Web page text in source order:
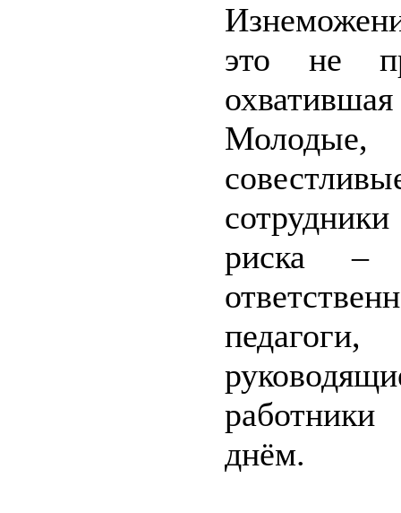
это не
Молодые,
риска –
днём.